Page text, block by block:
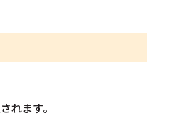
れます。